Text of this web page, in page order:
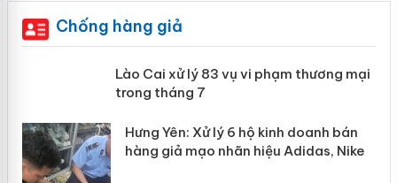
Chống hàng giả
Lào Cai xử lý 83 vụ vi phạm thương
mại trong tháng 7